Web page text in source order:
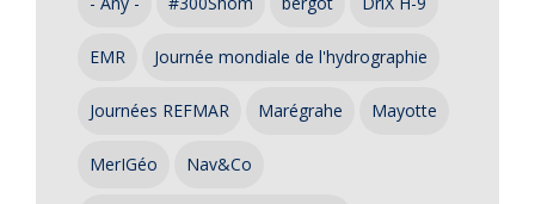
EMR Journée mondiale de l'hydrographie
Journées REFMAR Marégrahe Mayotte
MerIGéo Nav&Co